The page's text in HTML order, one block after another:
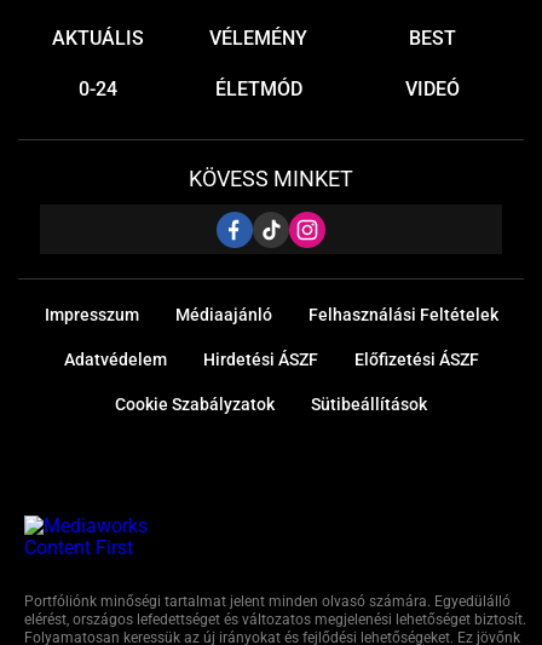
AKTUÁLIS VÉLEMÉNY BEST
0-24 ÉLETMÓD VIDEÓ
KÖVESS MINKET
Impresszum Médiaajánló Felhasználási Feltételek
Adatvédelem Hirdetési ÁSZF Előfizetési ÁSZF
Cookie Szabályzatok Sütibeállítások
Portfóliónk minőségi tartalmat jelent minden olvasó számára. Egyedülálló
elérést, országos lefedettséget és változatos megjelenési lehetőséget biztosít.
Folyamatosan keressük az új irányokat és fejlődési lehetőségeket. Ez jövőnk